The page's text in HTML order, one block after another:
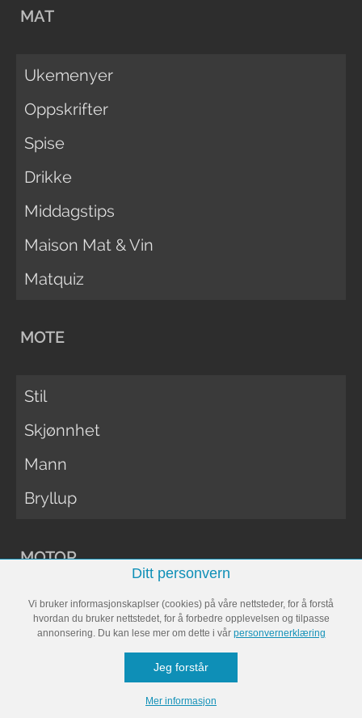
MAT
Ukemenyer
Oppskrifter
Spise
Drikke
Middagstips
Maison Mat & Vin
Matquiz
MOTE
Stil
Skjønnhet
Mann
Bryllup
MOTOR
Vi menn Bil
Ditt personvern
Vi bruker informasjonskaplser (cookies) på våre nettsteder, for å forstå
hvordan du bruker nettstedet, for å forbedre opplevelsen og tilpasse
annonsering. Du kan lese mer om dette i vår personvernerklæring
Jeg forstår
Mer informasjon